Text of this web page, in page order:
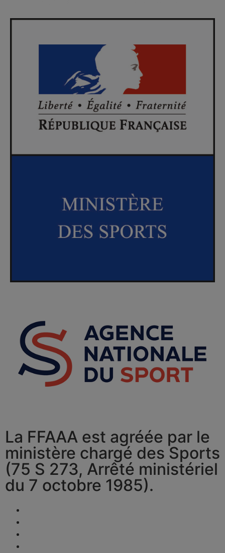
La FFAAA est agréée par le
ministère chargé des Sports
(75 S 273, Arrêté ministériel
du 7 octobre 1985).